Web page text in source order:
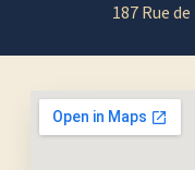
187 Rue